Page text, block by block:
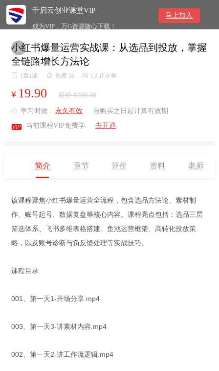
千启云创业课堂VIP
成为VIP，万G资源随心下载！
马上加入

小红书爆量运营实战课：从选品到投放，掌握
全链路增长方法论
 1章1课  热度 16  1人正在学
¥ 19.90 原价 ¥199.00
 学习时效 : 永久有效 自购买之日起计算有效期
 当前课程VIP免费学 去开通
简介 章节 评价 资料 老师
该课程聚焦小红书爆量运营全流程，包含选品方法论、素材制
作、账号起号、数据复盘等核心内容。课程亮点包括：选品三层
筛选体系、飞书多维表格搭建、鱼池运营框架、高转化投放策
略，以及账号诊断与负反馈处理等实战技巧。
课程目录
001、第一天1-开场分享.mp4
003、第一天3-讲素材内容.mp4
002、第一天2-讲工作流逻辑.mp4